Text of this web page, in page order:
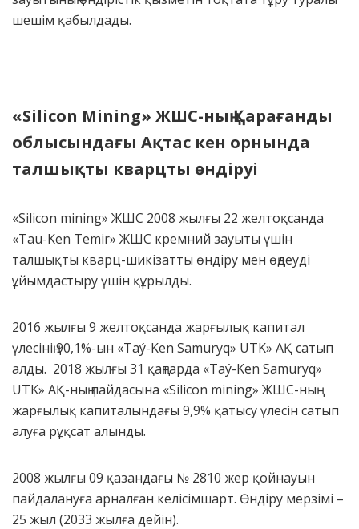
шешім қабылдады.
«Silicon Mining» ЖШС-ныңҚарағанды
облысындағы Ақтас кен орнында
талшықты кварцты өндіруі
«Silicon mining» ЖШС 2008 жылғы 22 желтоқсанда
«Tau-Ken Temir» ЖШС кремний зауыты үшін
талшықты кварц-шикізатты өндіру мен өңдеуді
ұйымдастыру үшін құрылды.
2016 жылғы 9 желтоқсанда жарғылық капитал
үлесінің 90,1%-ын «Taý-Ken Samuryq» UTK» АҚ сатып
алды. 2018 жылғы 31 қаңтарда «Taý-Ken Samuryq»
UTK» АҚ-ның пайдасына «Silicon mining» ЖШС-ның
жарғылық капиталындағы 9,9% қатысу үлесін сатып
алуға рұқсат алынды.
2008 жылғы 09 қазандағы № 2810 жер қойнауын
пайдалануға арналған келісімшарт. Өндіру мерзімі –
25 жыл (2033 жылға дейін).